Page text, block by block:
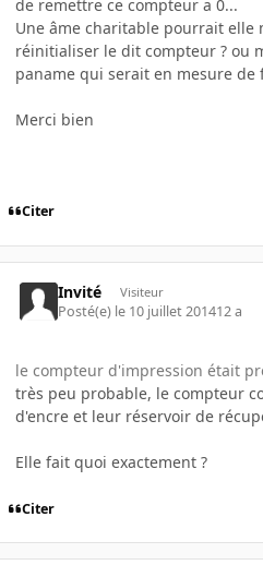
de remettre ce compteur a 0...
Une âme charitable pourrait elle
réinitialiser le dit compteur ? ou
paname qui serait en mesure de
Merci bien
Citer
Invité Visiteur
Posté(e) le 10 juillet 201412 a
le compteur d'impression était
très peu probable, le compteur
d'encre et leur réservoir de
Elle fait quoi exactement ?
Citer